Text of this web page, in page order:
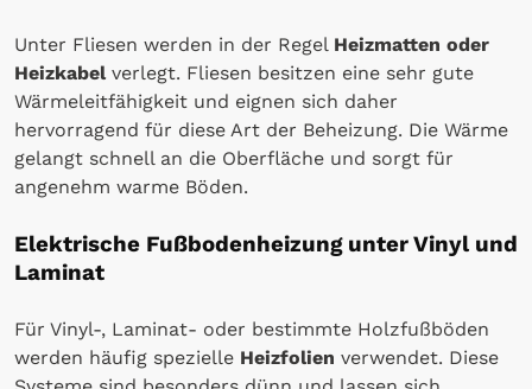
Unter Fliesen werden in der Regel Heizmatten oder
Heizkabelverlegt. Fliesen besitzen eine sehr gute
Wärmeleitfähigkeit und eignen sich daher
hervorragend für diese Art der Beheizung. Die Wärme
gelangt schnell an die Oberfläche und sorgt für
angenehm warme Böden.
Elektrische Fußbodenheizung unter Vinyl und
Laminat
Für Vinyl-, Laminat- oder bestimmte Holzfußböden
werden häufig spezielle Heizfolien verwendet. Diese